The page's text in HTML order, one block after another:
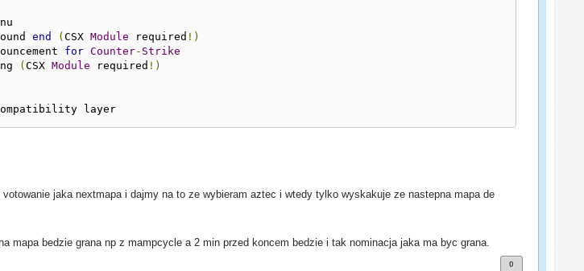
end (CSX Module required !)
for Counter- Strike
(CSX Module required !)
layer
jaka nextmapa i dajmy na to ze wybieram aztec i wtedy tylko wyskakuje ze nastepna mapa de
mapa bedzie grana np z mampcycle a 2 min przed koncem bedzie i tak nominacja jaka ma byc grana.
0